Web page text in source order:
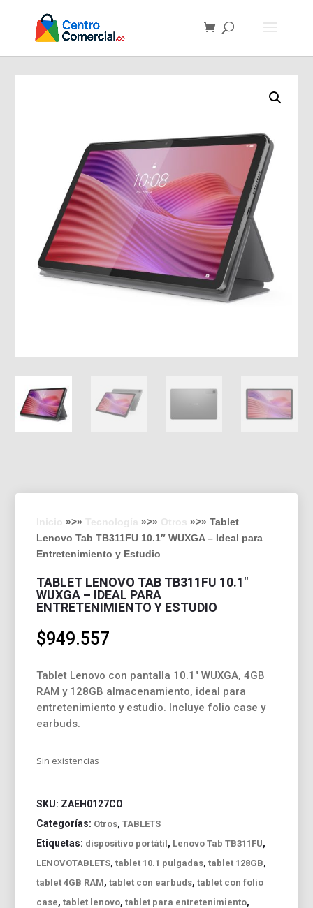
»>» »>»
»>» Tablet
Lenovo Tab TB311FU 10.1″ WUXGA – Ideal para
Entretenimiento y Estudio
TABLET LENOVO TAB TB311FU 10.1″
WUXGA – IDEAL PARA
ENTRETENIMIENTO Y ESTUDIO
$949.557
Tablet Lenovo con pantalla 10.1″ WUXGA, 4GB
RAM y 128GB almacenamiento, ideal para
entretenimiento y estudio. Incluye folio case y
earbuds.
Sin existencias
SKU: ZAEH0127CO
Categorías: Otros,TABLETS
Etiquetas: dispositivo portátil, Lenovo Tab TB311FU,
LENOVOTABLETS,tablet 10.1 pulgadas,tablet 128GB,
tablet 4GB RAM,tablet con earbuds,tablet con folio
case,tablet lenovo,tablet para entretenimiento,